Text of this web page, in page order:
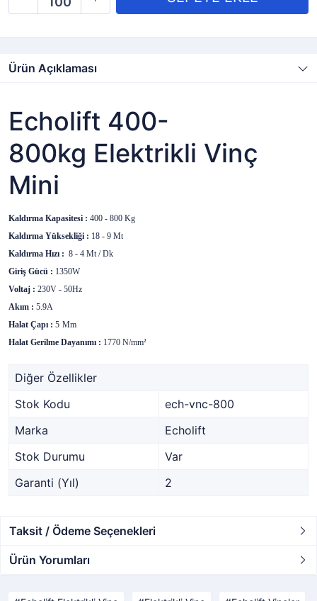
Ürün Açıklaması
Echolift 400-
800kg Elektrikli Vinç
Mini
Kaldırma Kapasitesi : 400 - 800 Kg
Kaldırma Yüksekliği : 18 - 9 Mt
Kaldırma Hızı : 8 - 4 Mt / Dk
Giriş Gücü : 1350W
Voltaj : 230V - 50Hz
Akım : 5.9A
Halat Çapı : 5 Mm
Halat Gerilme Dayanımı : 1770 N/mm²
Diğer Özellikler
Stok Kodu
ech-vnc-800
Marka
Echolift
Stok Durumu
Var
Garanti (Yıl)
2
Taksit / Ödeme Seçenekleri
Ürün Yorumları